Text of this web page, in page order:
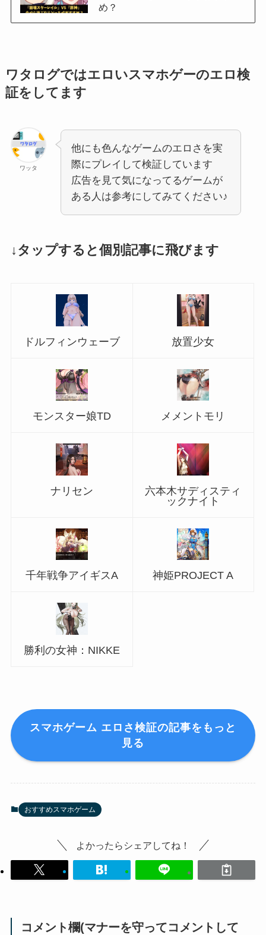
め？
ワタログではエロいスマホゲーのエロ検
証をしてます
ワッタ
他にも色んなゲームのエロさを実
際にプレイして検証しています
広告を見て気になってるゲームが
ある人は参考にしてみてください♪
↓タップすると個別記事に飛びます
ドルフィンウェーブ 放置少女
モンスター娘TD メメントモリ
ナリセン
六本木サディスティ
ックナイト
千年戦争アイギスA 神姫PROJECT A
勝利の女神：NIKKE
スマホゲーム エロさ検証の記事をもっと
見る
おすすめスマホゲーム
よかったらシェアしてね！
コメント欄(マナーを守ってコメントして